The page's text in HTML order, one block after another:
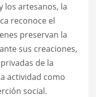
los artesanos, la
reconoce el
preservan la
sus creaciones,
de la
actividad como
social.